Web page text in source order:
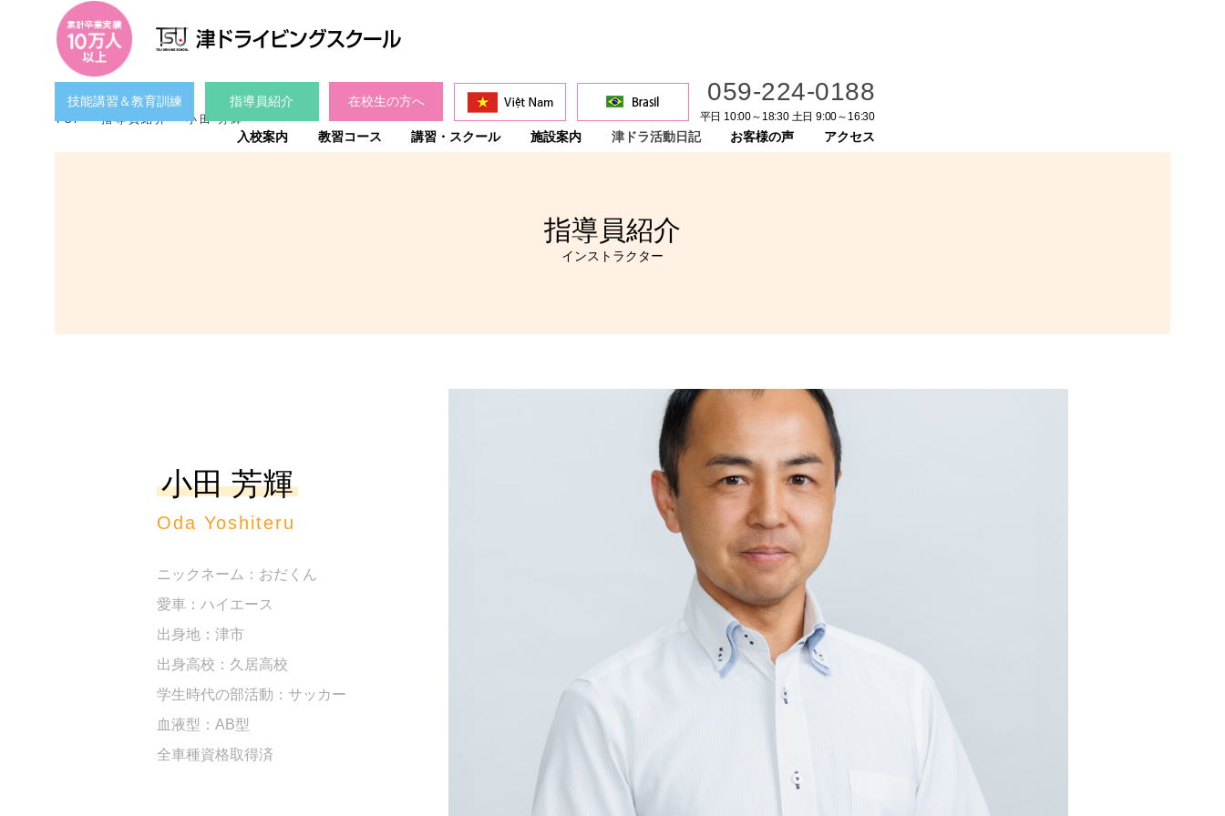
技能講習＆教育訓練 指導員紹介 在校生の方へ 059-224-0188
平日 10:00～18:30 土日 9:00～16:30
入校案内 教習コース 講習・スクール 施設案内 津ドラ活動日記 お客様の声 アクセス
TOP 指導員紹介 小田 芳輝
指導員紹介
インストラクター
小田 芳輝
Oda Yoshiteru
ニックネーム
おだくん
愛車
ハイエース
出身地
津市
出身高校
久居高校
学生時代の部活動
サッカー
血液型
AB型
全車種資格取得済